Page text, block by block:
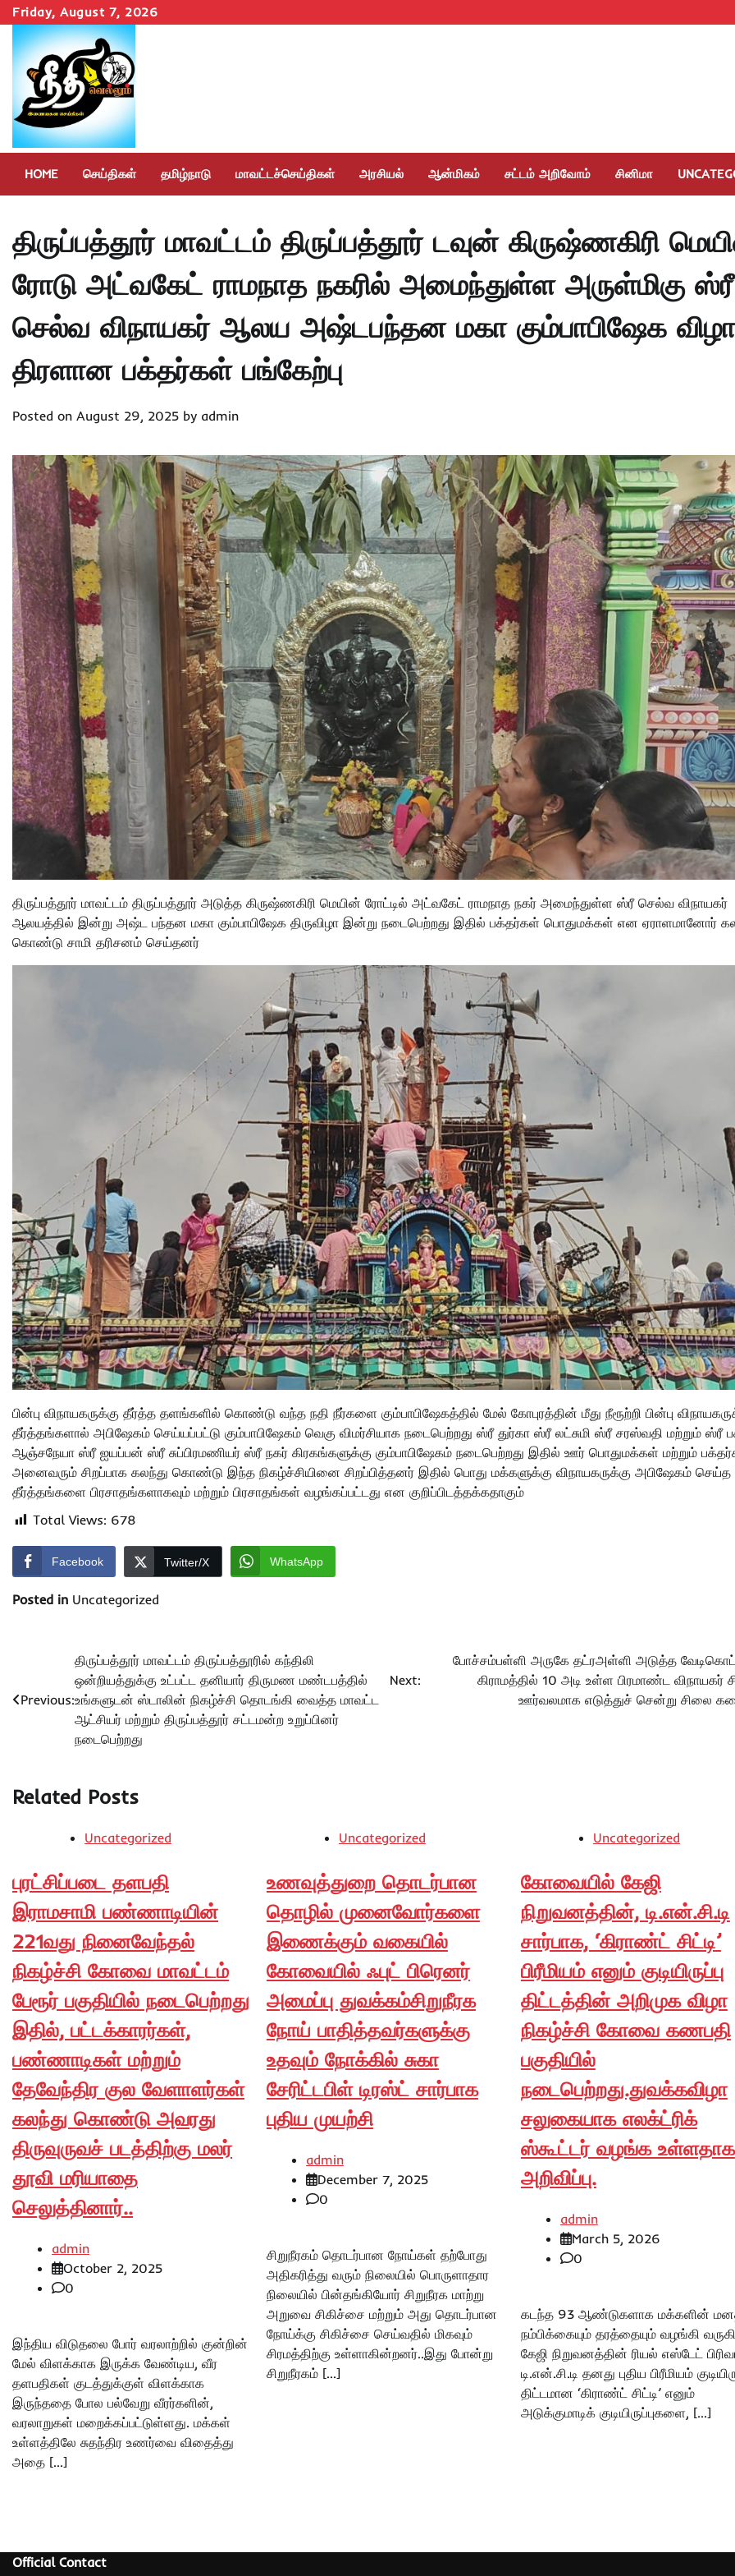
Skip
to
content
Friday, August 7, 2026
HOME செய்திகள் தமிழ்நாடு மாவட்டச்செய்திகள் அரசியல் ஆன்மிகம் சட்டம் அறிவோம் சினிமா
திருப்பத்தூர் மாவட்டம் திருப்பத்தூர் டவுன் கிருஷ்ணகிரி
ரோடு அட்வகேட் ராமநாத நகரில் அமைந்துள்ள அருள்மிகு ஸ்ரீ
செல்வ விநாயகர் ஆலய அஷ்டபந்தன மகா கும்பாபிஷேக விழா
திரளான பக்தர்கள் பங்கேற்பு
Posted on August 29, 2025 by admin
திருப்பத்தூர் மாவட்டம் திருப்பத்தூர் அடுத்த கிருஷ்ணகிரி மெயின் ரோட்டில் அட்வகேட் ராமநாத நகர் அமைந்துள்ள ஸ்ரீ செல்வ விநாயகர்
ஆலயத்தில் இன்று அஷ்ட பந்தன மகா கும்பாபிஷேக திருவிழா இன்று நடைபெற்றது இதில் பக்தர்கள் பொதுமக்கள் என ஏராளமானோர்
கொண்டு சாமி தரிசனம் செய்தனர்
பின்பு விநாயகருக்கு தீர்த்த தளங்களில் கொண்டு வந்த நதி நீர்களை கும்பாபிஷேகத்தில் மேல் கோபுரத்தின் மீது நீரூற்றி பின்பு
தீர்த்தங்களால் அபிஷேகம் செய்யப்பட்டு கும்பாபிஷேகம் வெகு விமர்சியாக நடைபெற்றது ஸ்ரீ துர்கா ஸ்ரீ லட்சுமி ஸ்ரீ சரஸ்வதி மற்றும் ஸ்ரீ
ஆஞ்சநேயா ஸ்ரீ ஐயப்பன் ஸ்ரீ சுப்பிரமணியர் ஸ்ரீ நகர் கிரகங்களுக்கு கும்பாபிஷேகம் நடைபெற்றது இதில் ஊர் பொதுமக்கள் மற்றும்
அனைவரும் சிறப்பாக கலந்து கொண்டு இந்த நிகழ்ச்சியினை சிறப்பித்தனர் இதில் பொது மக்களுக்கு விநாயகருக்கு அபிஷேகம் செய்த
தீர்த்தங்களை பிரசாதங்களாகவும் மற்றும் பிரசாதங்கள் வழங்கப்பட்டது என குறிப்பிடத்தக்கதாகும்
Total Views: 678
Facebook Twitter/X WhatsApp
Posted in Uncategorized
navigation
Previous:
திருப்பத்தூர் மாவட்டம் திருப்பத்தூரில் கந்திலி
ஒன்றியத்துக்கு உட்பட்ட தனியார் திருமண மண்டபத்தில்
உங்களுடன் ஸ்டாலின் நிகழ்ச்சி தொடங்கி வைத்த மாவட்ட
ஆட்சியர் மற்றும் திருப்பத்தூர் சட்டமன்ற உறுப்பினர்
நடைபெற்றது
Next:
போச்சம்பள்ளி அருகே தட்ரஅள்ளி அடுத்த
கிராமத்தில் 10 அடி உள்ள பிரமாண்ட விநாயகர்
ஊர்வலமாக எடுத்துச் சென்று சிலை
Related Posts
Uncategorized
புரட்சிப்படை தளபதி
இராமசாமி பண்ணாடியின்
221வது நினைவேந்தல்
நிகழ்ச்சி கோவை மாவட்டம்
பேரூர் பகுதியில் நடைபெற்றது
இதில், பட்டக்காரர்கள்,
பண்ணாடிகள் மற்றும்
தேவேந்திர குல வேளாளர்கள்
கலந்து கொண்டு அவரது
திருவுருவச் படத்திற்கு மலர்
தூவி மரியாதை
செலுத்தினார்..
admin
October 2, 2025
0
இந்திய விடுதலை போர் வரலாற்றில் குன்றின்
மேல் விளக்காக இருக்க வேண்டிய, வீர
தளபதிகள் குடத்துக்குள் விளக்காக
இருந்ததை போல பல்வேறு வீரர்களின்,
வரலாறுகள் மறைக்கப்பட்டுள்ளது. மக்கள்
உள்ளத்திலே சுதந்திர உணர்வை விதைத்து
அதை […]
Uncategorized
உணவுத்துறை தொடர்பான
தொழில் முனைவோர்களை
இணைக்கும் வகையில்
கோவையில் ஃபுட் பிரெனர்
அமைப்பு துவக்கம்சிறுநீரக
நோய் பாதித்தவர்களுக்கு
உதவும் நோக்கில் சுகா
சேரிட்டபிள் டிரஸ்ட் சார்பாக
புதிய முயற்சி
admin
December 7, 2025
0
சிறுநீரகம் தொடர்பான நோய்கள் தற்போது
அதிகரித்து வரும் நிலையில் பொருளாதார
நிலையில் பின்தங்கியோர் சிறுநீரக மாற்று
அறுவை சிகிச்சை மற்றும் அது தொடர்பான
நோய்க்கு சிகிச்சை செய்வதில் மிகவும்
சிரமத்திற்கு உள்ளாகின்றனர்..இது போன்று
சிறுநீரகம் […]
Uncategorized
கோவையில் கேஜி
நிறுவனத்தின், டி.என்.சி.டி
சார்பாக, ‘கிராண்ட் சிட்டி’
பிரீமியம் எனும் குடியிருப்பு
திட்டத்தின் அறிமுக விழா
நிகழ்ச்சி கோவை கணபதி
பகுதியில்
நடைபெற்றது.துவக்கவிழா
சலுகையாக எலக்ட்ரிக்
ஸ்கூட்டர் வழங்க உள்ளதாக
அறிவிப்பு.
admin
March 5, 2026
0
கடந்த 93 ஆண்டுகளாக மக்களின்
நம்பிக்கையும் தரத்தையும் வழங்கி
கேஜி நிறுவனத்தின் ரியல் எஸ்டேட்
டி.என்.சி.டி தனது புதிய பிரீமியம்
திட்டமான ‘கிராண்ட் சிட்டி’ எனும்
அடுக்குமாடிக் குடியிருப்புகளை, […]
Official Contact